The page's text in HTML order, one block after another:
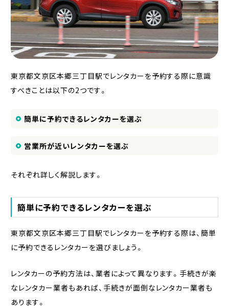
東京都文京区本郷三丁目駅でレンタカーを予約する際に意識
すべきことは以下の2つです。
簡単に予約できるレンタカーを選ぶ
営業所が近いレンタカーを選ぶ
それぞれ詳しく解説します。
簡単に予約できるレンタカーを選ぶ
東京都文京区本郷三丁目駅でレンタカーを予約する際は、簡単
に予約できるレンタカーを選びましょう。
レンタカーの予約方法は、業者によって異なります。手続きが楽
なレンタカー業者もあれば、手続きが面倒なレンタカー業者も
あります。